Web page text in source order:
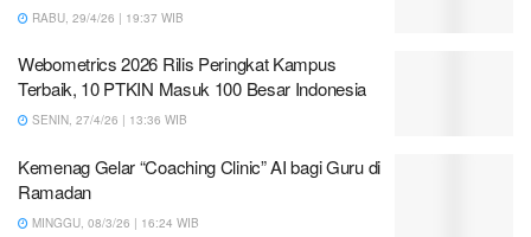
RABU, 29/4/26 | 19:37 WIB
Webometrics 2026 Rilis Peringkat Kampus
Terbaik, 10 PTKIN Masuk 100 Besar Indonesia
SENIN, 27/4/26 | 13:36 WIB
Kemenag Gelar “Coaching Clinic” AI bagi Guru di
Ramadan
MINGGU, 08/3/26 | 16:24 WIB